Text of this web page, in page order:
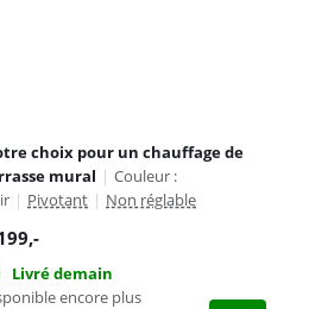
choix pour un chauffage de
mural | Couleur :
| Pivotant | Non réglable
,-
Livré demain
encore plus